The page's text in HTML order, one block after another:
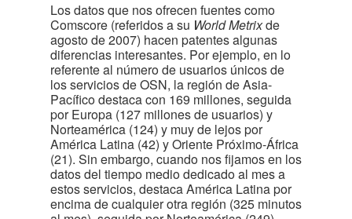
Los datos que nos ofrecen fuentes como
Comscore (referidos a su World Metrixde
agosto de 2007) hacen patentes algunas
diferencias interesantes. Por ejemplo, en lo
referente al número de usuarios únicos de
los servicios de OSN, la región de Asia-
Pacífico destaca con 169 millones, seguida
por Europa (127 millones de usuarios) y
Norteamérica (124) y muy de lejos por
América Latina (42) y Oriente Próximo-África
(21). Sin embargo, cuando nos fijamos en los
datos del tiempo medio dedicado al mes a
estos servicios, destaca América Latina por
encima de cualquier otra región (325 minutos